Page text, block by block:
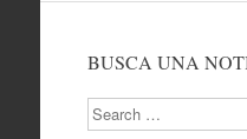
BUSCA UNA
Search